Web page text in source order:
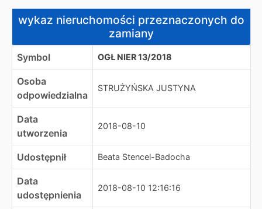
wykaz nieruchomości przeznaczonych do zamiany
wykaz nieruchomości przeznaczonych do
zamiany
Symbol OGŁ NIER 13/2018
Osoba
odpowiedzialna
STRUŻYŃSKA JUSTYNA
Data
utworzenia
2018-08-10
Udostępnił Beata Stencel-Badocha
Data
udostępnienia
2018-08-10 12:16:16